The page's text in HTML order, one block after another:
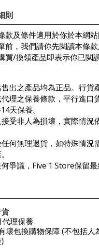
則
款及條件適用於你於本網站
前，我們請你先閱讀本條款
買/換領產品即表示你已閲
出之產品均為正品。行貨
理之保養條款，平行進口
天保養。
受非人為損壞，實際情況
何無理退貨，如特殊情況
爭議，Five 1 Store保留最
代理保養
壞包換購物保障 (不包括人